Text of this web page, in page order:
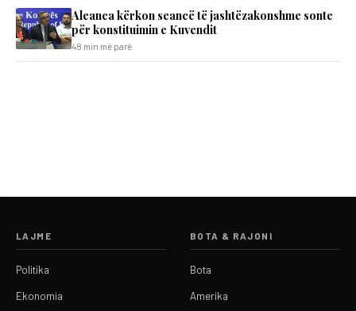
Aleanca kërkon seancë të jashtëzakonshme sonte
për konstituimin e Kuvendit
48 min më parë
LAJME
Politika
Ekonomia
BOTA & RAJONI
Bota
Amerika